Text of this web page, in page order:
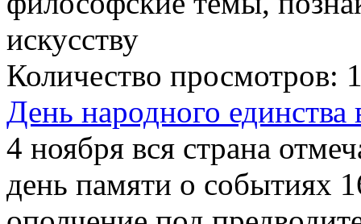
искусству
Количество просмотров:
День народного единства
4 ноября вся страна
день памяти о событиях